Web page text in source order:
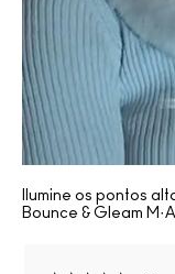
Ilumine os pontos
Bounce & Gleam